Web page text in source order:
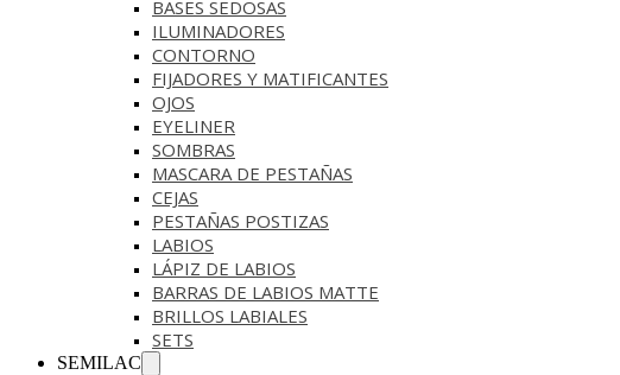
BASES SEDOSAS
ILUMINADORES
CONTORNO
FIJADORES Y MATIFICANTES
OJOS
EYELINER
SOMBRAS
MASCARA DE PESTAÑAS
CEJAS
PESTAÑAS POSTIZAS
LABIOS
LÁPIZ DE LABIOS
BARRAS DE LABIOS MATTE
BRILLOS LABIALES
SETS
SEMILAC